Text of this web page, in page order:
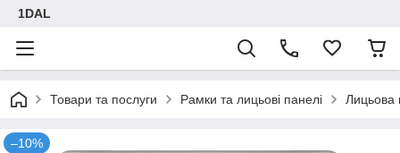
1DAL
Товари та послуги Рамки та лицьові панелі Лицьова
–10%